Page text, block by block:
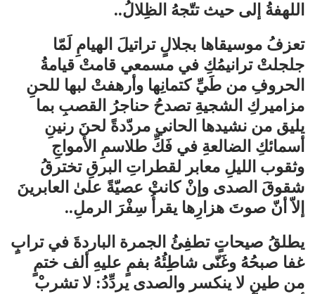
اللهفةُ إلى حيث تتّجهُ الظِلالُ..
تعزفُ موسيقاها بجلالٍ تراتيلَ الهيامِ لَمّا
جلجلتْ ترانيمُكِ في مسمعي قامتْ قيامةُ
الحروفِ من طَيِّ كتمانِها وأرهفتْ لبها للحنِ
مزاميركِ الشجيةِ تصدحُ حناجرُ القصبِ بما
يليق من نشيدها الحاني مردّدةً لحنَ رنينِ
أسمائكِ الضالعةِ في فَكِّ طلاسمِ الأَمواجِ
وثقوب الليلِ معابر لقطراتِ البرقِ تخترقُ
شقوقَ الصدى وإنْ كانتْ عصيّةً علىٰ العابرينَ
إلاّ أنّ صوتَ هزارِها يقرأُ سِفْرَ الرملِ..
يطلقُ صيحاتٍ تطفِئُ الجمرة الباردةَ في ترابٍ
غفا صبحُهُ وغَنّى شاطِئُهُ بفمٍ عليهِ ألف ختمٍ
من طينٍ لا ينكسر والصدى يردِّدُ: لا تشربْ